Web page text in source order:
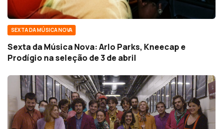
SEXTA DA MÚSICA NOVA
Sexta da Música Nova: Arlo Parks, Kneecap e
Prodígio na seleção de 3 de abril